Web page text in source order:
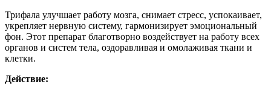
Трифала улучшает работу мозга, снимает стресс, успокаивает,
укрепляет нервную систему, гармонизирует эмоциональный
фон. Этот препарат благотворно воздействует на работу всех
органов и систем тела, оздоравливая и омолаживая ткани и
клетки.
Действие: